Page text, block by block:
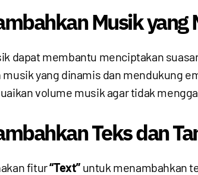
Musik yang
dapat membantu menciptakan
musik yang dinamis dan mendukung
volume musik agar tidak
Teks dan
fitur“Text” untuk menambahkan